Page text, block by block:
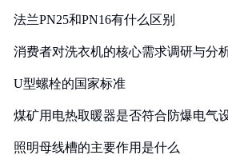
法兰PN25和PN16有什么区别
消费者对洗衣机的核心需求调研与分
U型螺栓的国家标准
煤矿用电热取暖器是否符合防爆电气
照明母线槽的主要作用是什么